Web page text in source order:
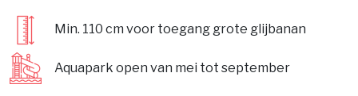
Min. 110 cm voor toegang grote glijbanan
Aquapark open van mei tot september